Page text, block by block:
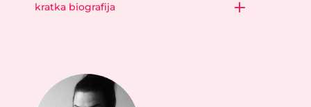
kratka biografija